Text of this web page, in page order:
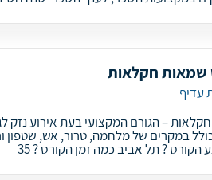
שמאות חקלאות
עדיף
– הגורם המקצועי בעת אירוע נזק
במקרים של מלחמה, טרור, אש, שטפון
? תל אביב כמה זמן הקורס ? 35